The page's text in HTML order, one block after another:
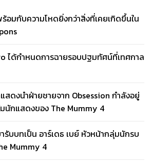
อมกับความโหดยิ่งกว่าสิ่งที่เคยเกิดขึ้นใน
ได้กำหนดการฉายรอบปฐมทัศน์ที่เทศกาล
ดงนำฝ่ายชายจาก Obsession กำลังอยู่
มนักแสดงของ The Mummy 4
รับบทเป็น อาร์เดธ เบย์ หัวหน้ากลุ่มนักรบ
Mummy 4